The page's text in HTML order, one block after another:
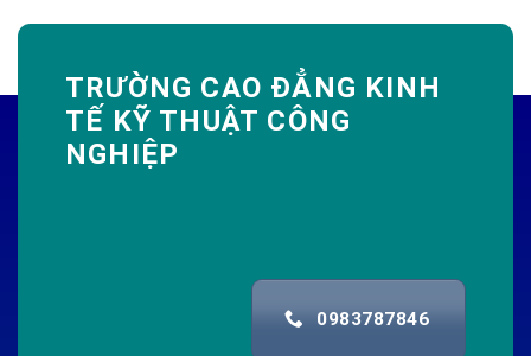
TRƯỜNG CAO ĐẲNG KINH
TẾ KỸ THUẬT CÔNG
NGHIỆP
0983787846